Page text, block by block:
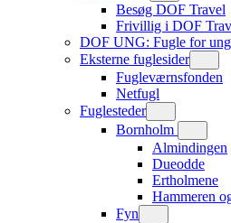
Besøg DOF Travel
Frivillig i DOF
DOF UNG: Fugle for
Eksterne fuglesider
Fugleværnsfonden
Netfugl
Fuglesteder
Bornholm
Almindingen
Dueodde
Ertholmene
Hammeren
Fyn